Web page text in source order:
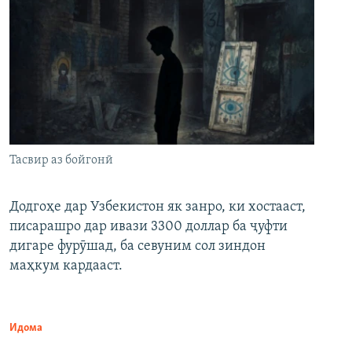
Тасвир аз бойгонӣ
Додгоҳе дар Узбекистон як занро, ки хостааст,
писарашро дар ивази 3300 доллар ба ҷуфти
дигаре фурӯшад, ба севуним сол зиндон
маҳкум кардааст.
Идома